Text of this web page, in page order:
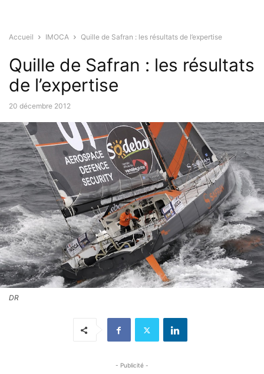
Accueil IMOCA Quille de Safran : les résultats de l’expertise
Quille de Safran : les résultats
de l’expertise
20 décembre 2012
DR
- Publicité -